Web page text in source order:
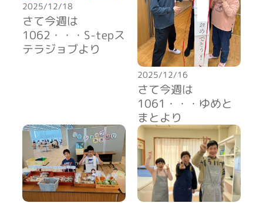
2025/12/18
さて今週は
1062・・・S-tepス
テラジョブより
2025/12/16
さて今週は
1061・・・ゆめと
まとより